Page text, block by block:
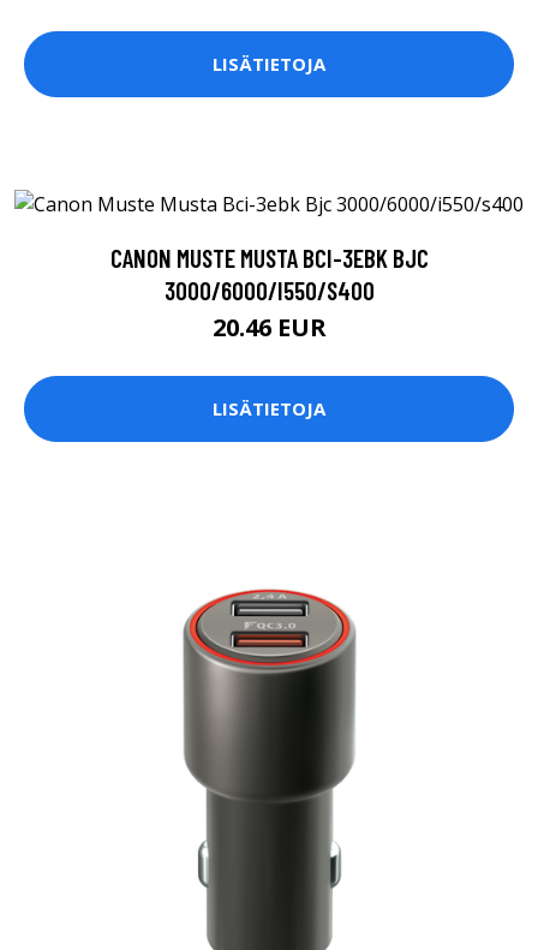
LISÄTIETOJA
CANON MUSTE MUSTA BCI-3EBK BJC
3000/6000/I550/S400
20.46 EUR
LISÄTIETOJA